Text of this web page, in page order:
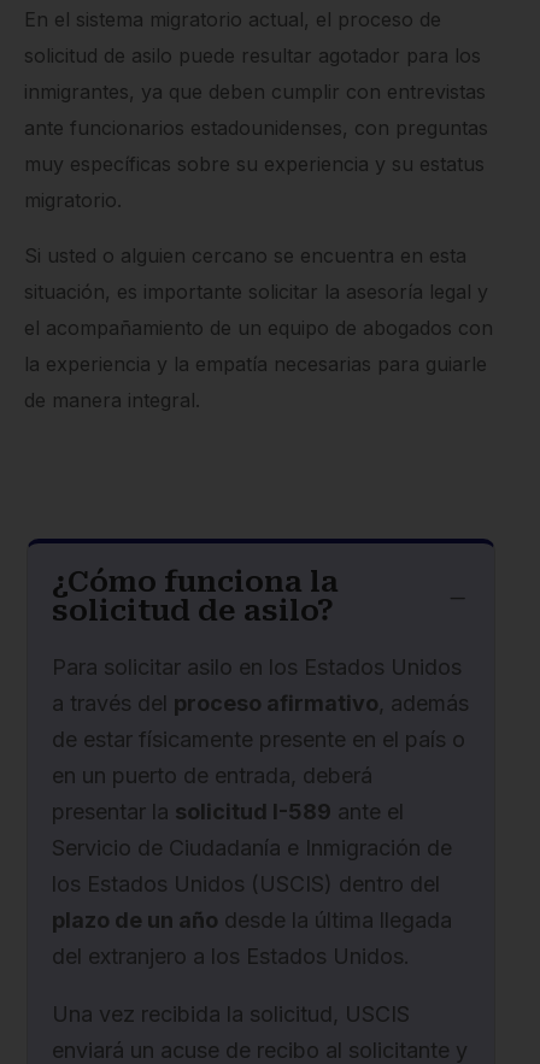
En el sistema migratorio actual, el proceso de
solicitud de asilo puede resultar agotador para los
inmigrantes, ya que deben cumplir con entrevistas
ante funcionarios estadounidenses, con preguntas
muy específicas sobre su experiencia y su estatus
migratorio.
Si usted o alguien cercano se encuentra en esta
situación, es importante solicitar la asesoría legal y
el acompañamiento de un equipo de abogados con
la experiencia y la empatía necesarias para guiarle
de manera integral.
¿Cómo funciona la
solicitud de asilo?
K
Para solicitar asilo en los Estados Unidos
a través del proceso afirmativo, además
de estar físicamente presente en el país o
en un puerto de entrada, deberá
presentar la solicitud I-589 ante el
Servicio de Ciudadanía e Inmigración de
los Estados Unidos (USCIS) dentro del
plazo de un año desde la última llegada
del extranjero a los Estados Unidos.
Una vez recibida la solicitud, USCIS
enviará un acuse de recibo al solicitante y